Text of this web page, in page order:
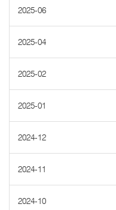
2025-06
2025-04
2025-02
2025-01
2024-12
2024-11
2024-10